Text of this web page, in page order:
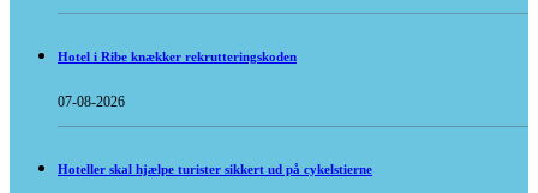
Hotel i Ribe knækker rekrutteringskoden
07-08-2026
Hoteller skal hjælpe turister sikkert ud på cykelstierne